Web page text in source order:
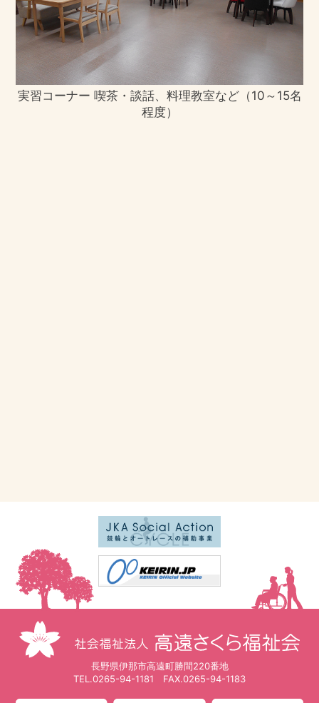
まっています（8:00~20:00）。詳しくは、
みのりの杜へお問合せください。
サービスの内容について希望がいえるので
すか？
サービスに関して、ご本人やご家族からの
ご意見・ご要望は随時お聞きし、可能な範
囲で希望に応えられるよう努めています。
期間）と外泊先（連絡先）を記入していた
だいております。
植木やペットを持ち込むことができます
か？
残念ですが、共同生活の場ですので持ち込
で可能な場合があります。ペットはご遠慮
ください。
実習コーナー 喫茶・談話、料理教室など（10～15名
程度）
長野県伊那市高遠町勝間220番地
TEL.0265-94-1181 FAX.0265-94-1183